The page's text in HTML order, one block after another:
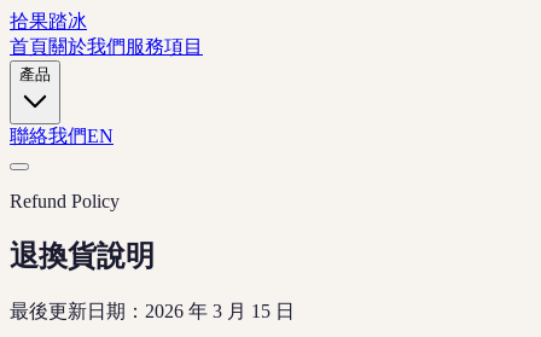
拾果踏冰
首頁關於我們 服務項目
產品
聯絡我們EN
Refund Policy
退換貨說明
最後更新日期：2026 年 3 月 15 日